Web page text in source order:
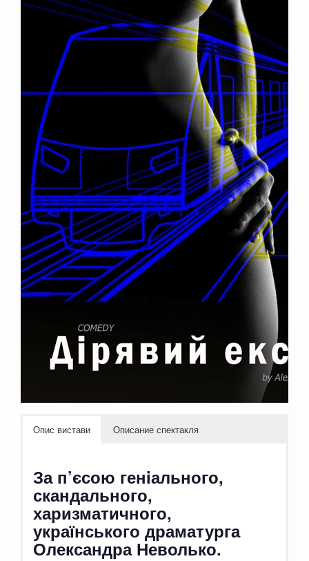
Опис вистави Описание спектакля
За п’єсою генiального,
скандального,
харизматичного,
українського драматурга
Олександра Неволько.